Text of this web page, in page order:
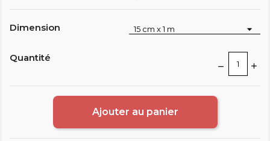
Dimension
Quantité
Ajouter au panier